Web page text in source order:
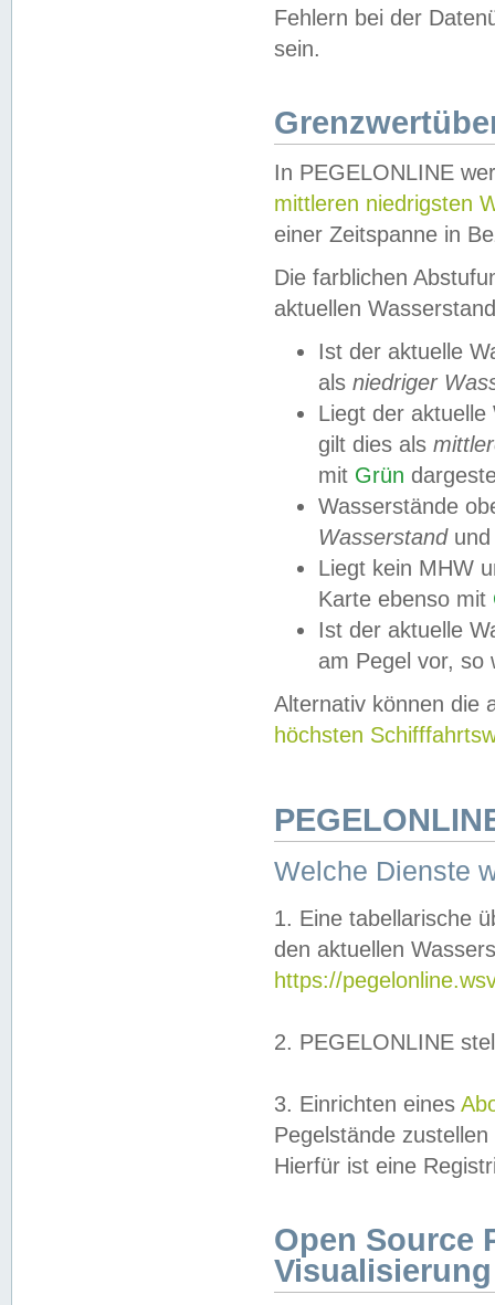
Fehlern bei der
sein.
In PEGELONLINE
mittleren niedrigsten
einer Zeitspanne in
Die farblichen
aktuellen
Ist der aktuelle
als niedriger
Liegt der
gilt dies als
mit Grün
Wasserstände
Wasserstandund
Liegt kein MHW
Karte ebenso mit
Ist der aktuelle
am Pegel vor,
Alternativ können die
höchsten
Welche Dienste
1. Eine tabellarische
den aktuellen
https://
2. PEGELONLINE
3. Einrichten eines
Pegelstände
Hierfür ist eine
Open Source
Visualisierung